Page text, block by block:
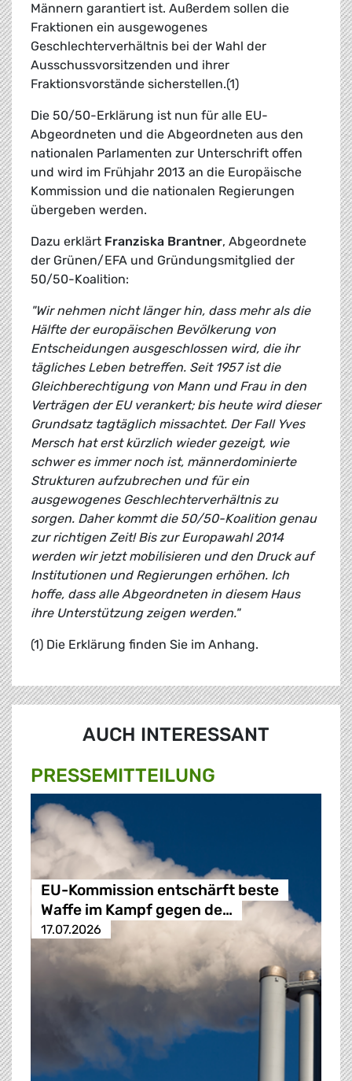
Männern garantiert ist. Außerdem sollen die
Fraktionen ein ausgewogenes
Geschlechterverhältnis bei der Wahl der
Ausschussvorsitzenden und ihrer
Fraktionsvorstände sicherstellen.(1)
Die 50/50-Erklärung ist nun für alle EU-
Abgeordneten und die Abgeordneten aus den
nationalen Parlamenten zur Unterschrift offen
und wird im Frühjahr 2013 an die Europäische
Kommission und die nationalen Regierungen
übergeben werden.
Dazu erklärt Franziska Brantner, Abgeordnete
der Grünen/EFA und Gründungsmitglied der
50/50-Koalition:
"Wir nehmen nicht länger hin, dass mehr als die
Hälfte der europäischen Bevölkerung von
Entscheidungen ausgeschlossen wird, die ihr
tägliches Leben betreffen. Seit 1957 ist die
Gleichberechtigung von Mann und Frau in den
Verträgen der EU verankert; bis heute wird dieser
Grundsatz tagtäglich missachtet. Der Fall Yves
Mersch hat erst kürzlich wieder gezeigt, wie
schwer es immer noch ist, männerdominierte
Strukturen aufzubrechen und für ein
ausgewogenes Geschlechterverhältnis zu
sorgen. Daher kommt die 50/50-Koalition genau
zur richtigen Zeit! Bis zur Europawahl 2014
werden wir jetzt mobilisieren und den Druck auf
Institutionen und Regierungen erhöhen. Ich
hoffe, dass alle Abgeordneten in diesem Haus
ihre Unterstützung zeigen werden."
(1) Die Erklärung finden Sie im Anhang.
AUCH INTERESSANT
PRESSE­MITTEILUNG
EU-Kommission entschärft beste
Waffe im Kampf gegen de…
17.07.2026